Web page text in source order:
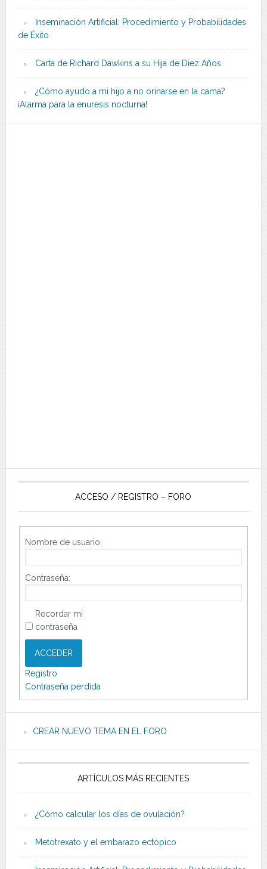
Inseminación Artificial: Procedimiento y Probabilidades
de Éxito
Carta de Richard Dawkins a su Hija de Diez Años
¿Cómo ayudo a mi hijo a no orinarse en la cama?
¡Alarma para la enuresis nocturna!
ACCESO / REGISTRO – FORO
Nombre de usuario:
Contraseña:
Recordar mi
contraseña
ACCEDER
Registro
Contraseña perdida
CREAR NUEVO TEMA EN EL FORO
ARTÍCULOS MÁS RECIENTES
¿Cómo calcular los días de ovulación?
Metotrexato y el embarazo ectópico